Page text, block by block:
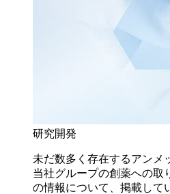
研究開発
未だ数多く存在するアンメ
当社グループの創薬への取
の情報について、掲載して